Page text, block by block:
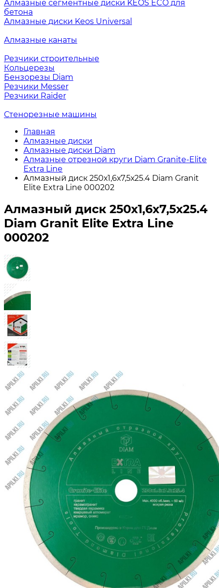
Алмазные сегментные диски KEOS ECO для
бетона
Алмазные диски Keos Universal
Алмазные канаты
Резчики строительные
Кольцерезы
Бензорезы Diam
Резчики Messer
Резчики Raider
Стенорезные машины
Главная
Алмазные диски
Алмазные диски Diam
Алмазные отрезной круги Diam Granite-Elite
Extra Line
Алмазный диск 250х1,6х7,5х25.4 Diam Granit
Elite Extra Line 000202
Алмазный диск 250х1,6х7,5х25.4
Diam Granit Elite Extra Line
000202